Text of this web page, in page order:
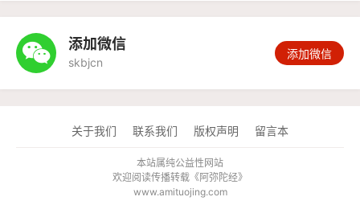
 添加微信
skbjcn
添加微信
关于我们 联系我们 版权声明 留言本
本站属纯公益性网站
欢迎阅读传播转载《阿弥陀经》
www.amituojing.com